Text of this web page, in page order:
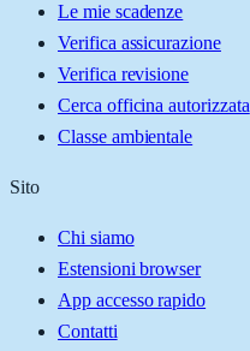
Le mie scadenze
Verifica assicurazione
Verifica revisione
Cerca officina autorizzata
Classe ambientale
Sito
Chi siamo
Estensioni browser
App accesso rapido
Contatti